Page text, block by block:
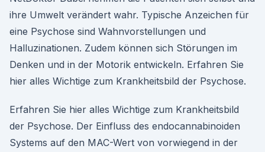
ihre Umwelt verändert wahr. Typische Anzeichen für
eine Psychose sind Wahnvorstellungen und
Halluzinationen. Zudem können sich Störungen im
Denken und in der Motorik entwickeln. Erfahren Sie
hier alles Wichtige zum Krankheitsbild der Psychose.
Erfahren Sie hier alles Wichtige zum Krankheitsbild
der Psychose. Der Einfluss des endocannabinoiden
Systems auf den MAC-Wert von vorwiegend in der